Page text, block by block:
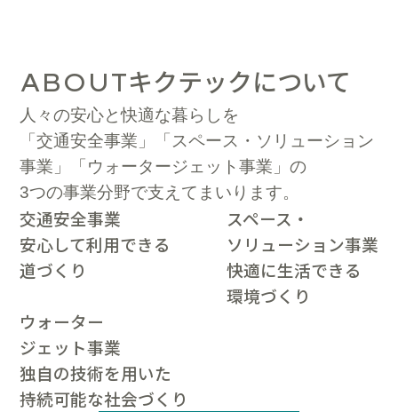
ABOUTキクテックについて
人々の安心と快適な暮らしを
「交通安全事業」「スペース・ソリューション
事業」「ウォータージェット事業」の
3つの事業分野で支えてまいります。
交通安全事業
安心して利用できる
道づくり
スペース・
ソリューション事業
快適に生活できる
環境づくり
ウォーター
ジェット事業
独自の技術を用いた
持続可能な社会づくり